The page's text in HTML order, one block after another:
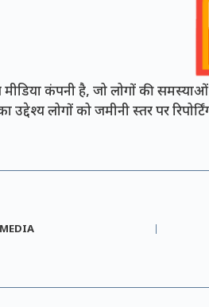
कंपनी है, जो लोगों की
उद्देश्य लोगों को जमीनी स्तर पर